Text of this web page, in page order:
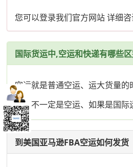
您可以登录我们官方网站 详细
国际货运中,空运和快递有哪些
空运就是普通空运、运大货量的
快递不一定是空运、如果是国
到美国亚马逊FBA空运如何发货